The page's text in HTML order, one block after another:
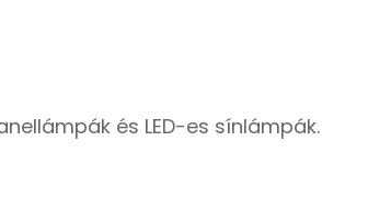
és LED-es sínlámpák.